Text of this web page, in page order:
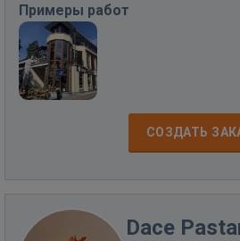
Примеры работ
СОЗДАТЬ
Dace